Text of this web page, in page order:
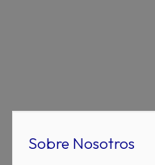
Sobre Nosotros